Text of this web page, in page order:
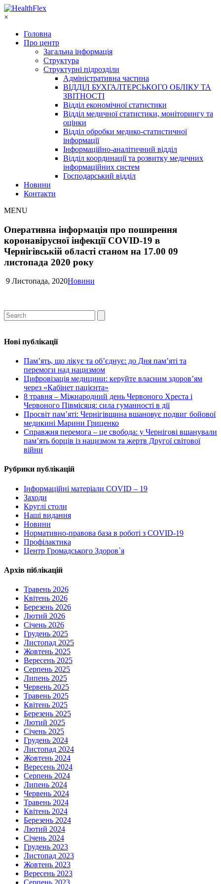
×
Головна
Про центр
Загальна інформація
Структура
Структурні підрозділи
Адміністративна частина
ВІДДІЛ БУХГАЛТЕРСЬКОГО ОБЛІКУ ТА
ЗВІТНОСТІ
Відділ економічної статистики
Відділ медичної статистики, моніторингу та
оцінки
Відділ обробки медико-статистичної
інформації
Інформаційно-аналітичний відділ
Відділ координації та розвитку медичних
інформаційних систем
Господарський відділ
Новини
Контакти
MENU
Оперативна інформація про поширення
коронавірусної інфекції COVID-19 в
Чернігівській області станом на 17.00 09
листопада 2020 року
9 Листопада, 2020Новини
Нові публікації
Пам’ять, що лікує та об’єднує: до Дня пам’яті та
перемоги над нацизмом
Цифровізація медицини: керуйте власним здоров’ям
через «Кабінет пацієнта»
8 травня – Міжнародний день Червоного Хреста і
Червоного Півмісяця: сила гуманності в дії
Просвіт пам’яті: Чернігівщина вшановує подвиг бойової
медикині Марини Гриценко
Справжня перемога – це свобода: у Чернігові вшанували
пам’ять борців із нацизмом та жертв Другої світової
війни
Рубрики публікацій
Інформаційні матеріали COVID – 19
Заходи
Круглі столи
Наші видання
Новини
Нормативно-правова база в роботі з COVID-19
Профілактика
Центр Громадського Здоров`я
Архів піблікацій
Травень 2026
Квітень 2026
Березень 2026
Лютий 2026
Січень 2026
Грудень 2025
Листопад 2025
Жовтень 2025
Вересень 2025
Серпень 2025
Липень 2025
Червень 2025
Травень 2025
Квітень 2025
Березень 2025
Лютий 2025
Січень 2025
Грудень 2024
Листопад 2024
Жовтень 2024
Вересень 2024
Серпень 2024
Липень 2024
Червень 2024
Травень 2024
Квітень 2024
Березень 2024
Лютий 2024
Січень 2024
Грудень 2023
Листопад 2023
Жовтень 2023
Вересень 2023
Серпень 2023